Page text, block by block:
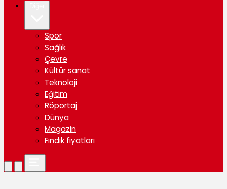
Spor
Sağlık
Çevre
Kültür sanat
Teknoloji
Eğitim
Röportaj
Dünya
Magazin
Fındık fiyatları